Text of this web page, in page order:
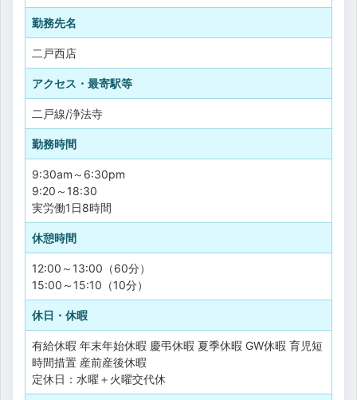
勤務先名
二戸西店
アクセス・最寄駅等
二戸線/浄法寺
勤務時間
9:30am～6:30pm
9:20～18:30
実労働1日8時間
休憩時間
12:00～13:00（60分）
15:00～15:10（10分）
休日・休暇
有給休暇 年末年始休暇 慶弔休暇 夏季休暇 GW休暇 育児短
時間措置 産前産後休暇
定休日：水曜＋火曜交代休